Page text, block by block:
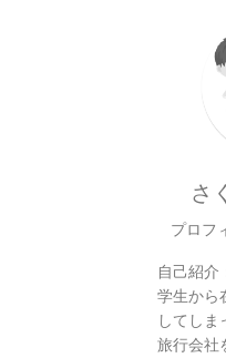
さ
プロフ
自己紹介
学生か
してしま
旅行会社